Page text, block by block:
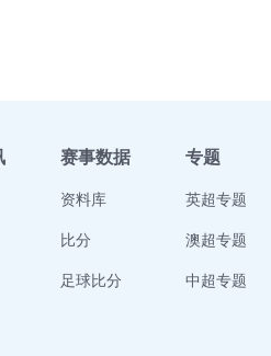
赛事数据
资料库
比分
足球比分
专题
英超专题
澳超专题
中超专题